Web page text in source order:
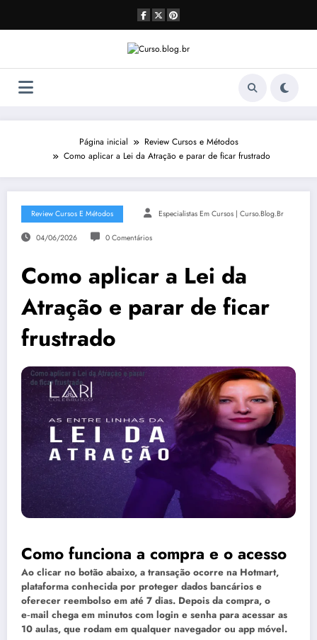
o
Página inicial
Review Cursos e Métodos
Como aplicar a Lei da Atração e parar de ficar frustrado
Review Cursos E Métodos Especialistas Em Cursos | Curso.blog.br
04/06/2026 0 Comentários
Como aplicar a Lei da
Atração e parar de ficar
frustrado
Como funciona a compra e o acesso
Ao clicar no botão abaixo, a transação ocorre na Hotmart,
plataforma conhecida por proteger dados bancários e
oferecer reembolso em até 7 dias. Depois da compra, o
e‑mail chega em minutos com login e senha para acessar as
10 aulas, que rodam em qualquer navegador ou app móvel.